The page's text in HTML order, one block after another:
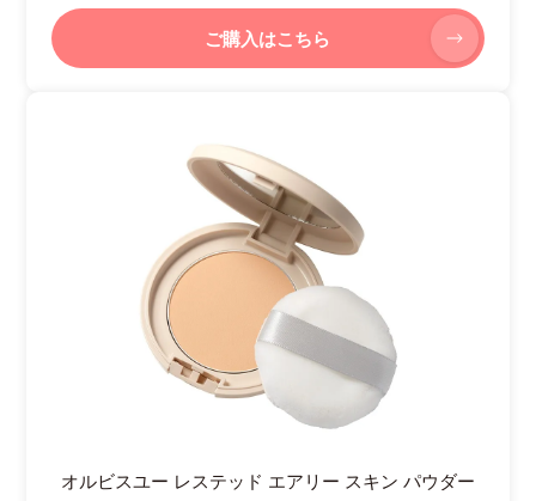
ご購入はこちら
オルビスユー レステッド エアリー スキン パウダー